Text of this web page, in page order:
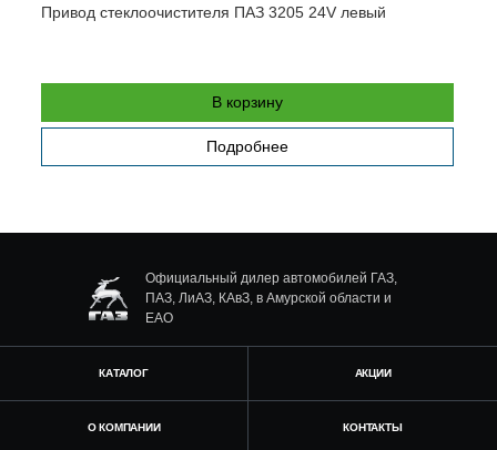
Привод стеклоочистителя ПАЗ 3205 24V левый
В корзину
Подробнее
Официальный дилер автомобилей ГАЗ,
ПАЗ, ЛиАЗ, КАвЗ, в Амурской области и
ЕАО
КАТАЛОГ АКЦИИ
О КОМПАНИИ КОНТАКТЫ